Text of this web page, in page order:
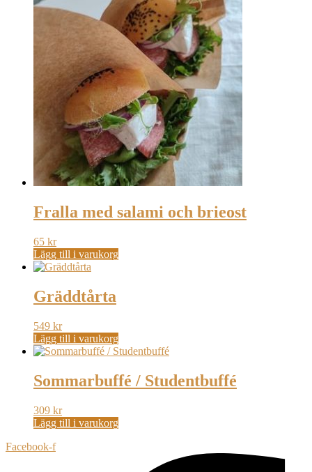
Fralla med salami och brieost
65 kr
Lägg till i varukorg
Gräddtårta
549 kr
Lägg till i varukorg
Sommarbuffé / Studentbuffé
309 kr
Lägg till i varukorg
Facebook-f